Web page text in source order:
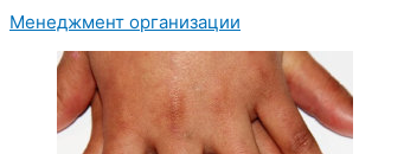
Менеджмент организации